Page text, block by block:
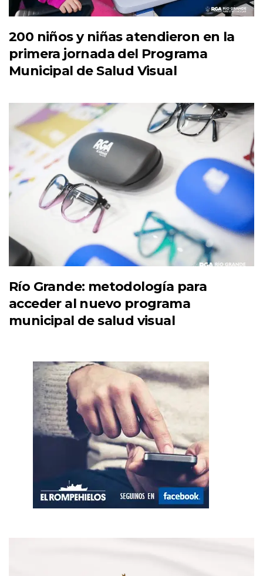
200 niños y niñas atendieron en la
primera jornada del Programa
Municipal de Salud Visual
Río Grande: metodología para
acceder al nuevo programa
municipal de salud visual